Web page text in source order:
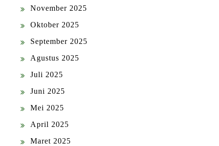
November 2025
Oktober 2025
September 2025
Agustus 2025
Juli 2025
Juni 2025
Mei 2025
April 2025
Maret 2025